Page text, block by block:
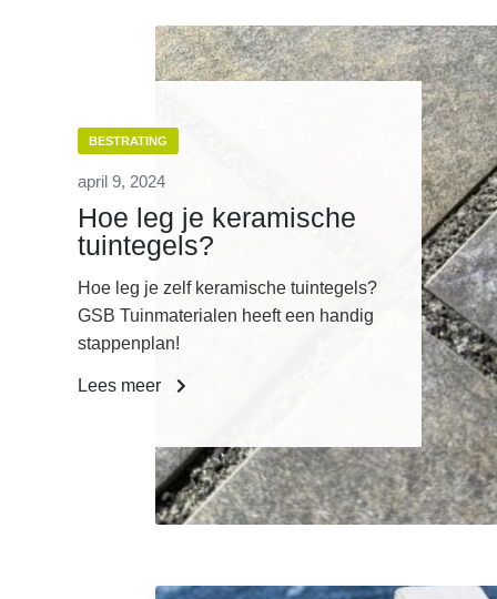
BESTRATING
april 9, 2024
Hoe leg je keramische
tuintegels?
Hoe leg je zelf keramische tuintegels?
GSB Tuinmaterialen heeft een handig
stappenplan!
Lees meer